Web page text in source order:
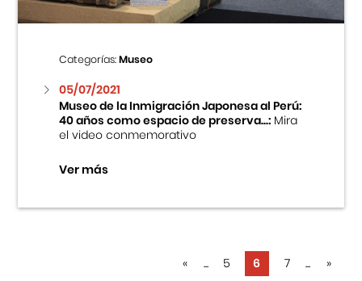
Categorías:Museo
05/07/2021
Museo de la Inmigración Japonesa al Perú:
40 años como espacio de preserva...:Mira
el video conmemorativo
Ver más
« ... 5 6 7 ... »